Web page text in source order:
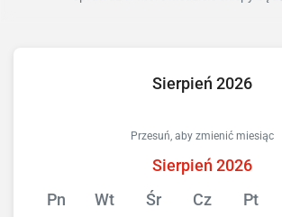
Sierpień 2026
Przesuń, aby zmienić miesiąc
Sierpień 2026
Pn
Wt Śr Cz Pt